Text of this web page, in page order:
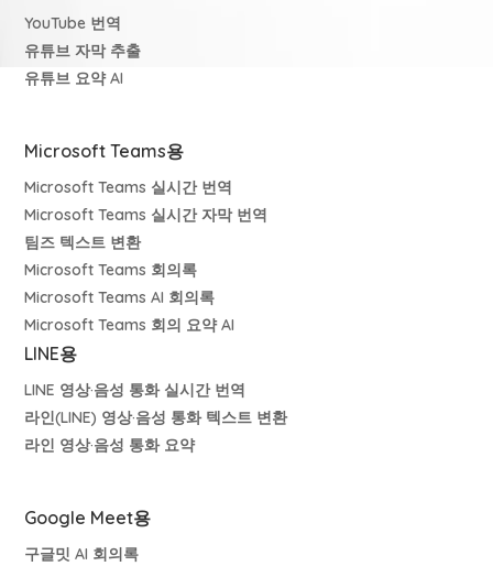
YouTube 번역
유튜브 자막 추출
유튜브 요약 AI
Microsoft Teams용
Microsoft Teams 실시간 번역
Microsoft Teams 실시간 자막 번역
팀즈 텍스트 변환
Microsoft Teams 회의록
Microsoft Teams AI 회의록
Microsoft Teams 회의 요약 AI
LINE용
LINE 영상·음성 통화 실시간 번역
라인(LINE) 영상·음성 통화 텍스트 변환
라인 영상·음성 통화 요약
Google Meet용
구글밋 AI 회의록